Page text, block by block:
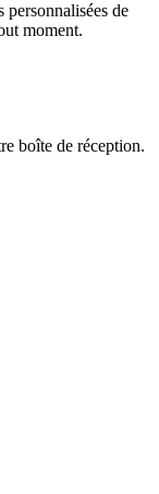
personnalisées de
moment.
boîte de réception.